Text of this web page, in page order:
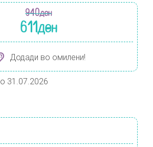
940ден
611ден
Додади во омилени!
31.07.2026